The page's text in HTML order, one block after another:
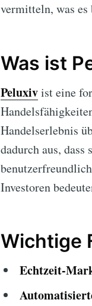
vermitteln, was es
Was ist
Peluxivist eine
Handelserlebnis
dadurch aus,
Investoren
Wichtige
Echtzeit-